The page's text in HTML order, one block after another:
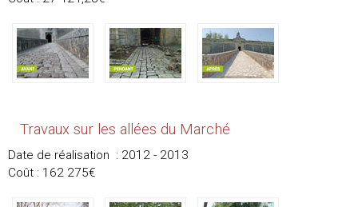
Travaux sur les allées du Marché
Date de réalisation : 2012 - 2013
Coût : 162 275€